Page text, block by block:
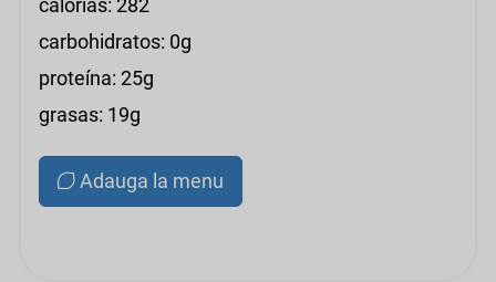
calorías: 282
carbohidratos: 0g
proteína: 25g
grasas: 19g
Adauga la menu